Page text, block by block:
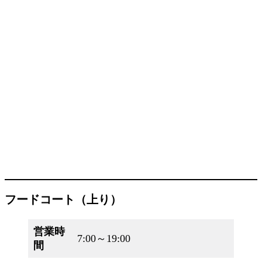
フードコート（上り）
営業時
間
7:00～19:00